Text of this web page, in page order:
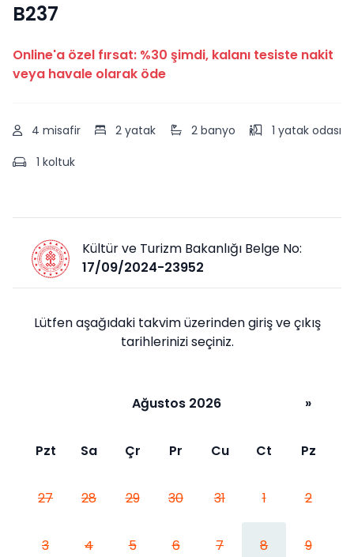
B237
Online'a özel fırsat: %30 şimdi, kalanı tesiste nakit
veya havale olarak öde
4 misafir 2 yatak 2 banyo
1 yatak odası
1 koltuk
Kültür ve Turizm Bakanlığı Belge No:
17/09/2024-23952
Lütfen aşağıdaki takvim üzerinden giriş ve çıkış
tarihlerinizi seçiniz.
Ağustos 2026 »
Pzt Sa Çr Pr Cu Ct Pz
27 28 29 30 31 1 2
3 4 5 6 7 8 9